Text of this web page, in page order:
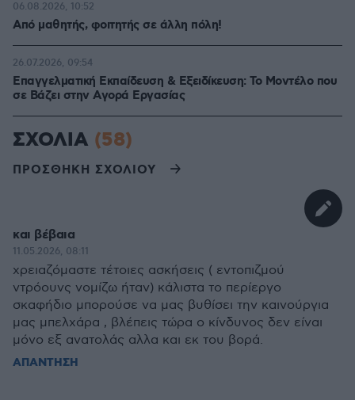
Από μαθητής, φοιτητής σε άλλη πόλη!
06.08.2026, 10:52
Επαγγελματική Εκπαίδευση & Εξειδίκευση: Το Mοντέλο που
σε Bάζει στην Aγορά Eργασίας
26.07.2026, 09:54
ΣΧΟΛΙΑ (58)
ΠΡΟΣΘΗΚΗ ΣΧΟΛΙΟΥ
και βέβαια
11.05.2026, 08:11
χρειαζόμαστε τέτοιες ασκήσεις ( εντοπιζμού
ντρόουνς νομίζω ήταν) κάλιστα το περίεργο
σκαφήδιο μπορούσε να μας βυθίσει την καινούργια
μας μπελχάρα , βλέπεις τώρα ο κίνδυνος δεν είναι
μόνο εξ ανατολάς αλλα και εκ του βορά.
ΑΠΑΝΤΗΣΗ